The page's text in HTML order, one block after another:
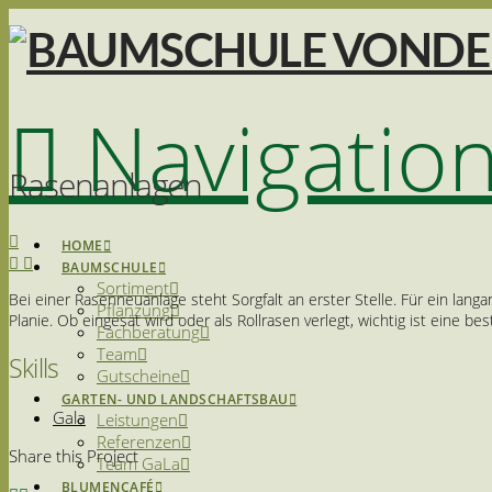
Navigation
HOME
BAUMSCHULE
Sortiment
Pflanzung
Fachberatung
Team
Gutscheine
GARTEN- UND LANDSCHAFTSBAU
Leistungen
Referenzen
Team GaLa
BLUMENCAFÉ
Rasenanlagen
Bei einer Rasenneuanlage steht Sorgfalt an erster Stelle. Für ein
Planie. Ob eingesät wird oder als Rollrasen verlegt, wichtig ist eine
Skills
Gala
Share this Project